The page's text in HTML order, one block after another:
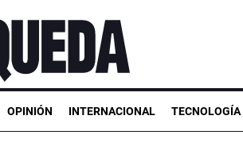
OPINIÓN INTERNACIONAL TECNOLOGÍA